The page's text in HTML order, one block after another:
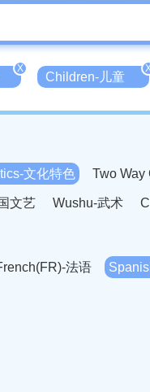
X
Children-儿童
文化特色 Two Way
文艺 Wushu-武术
法语